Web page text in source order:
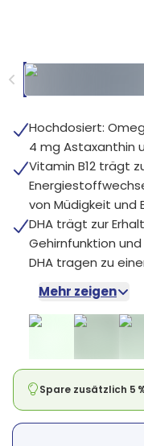
Hochdosiert:
4 mg Astaxanthin
Vitamin B12 trägt
von Müdigkeit und
DHA trägt zur
Gehirnfunktion
DHA tragen zu
Mehr zeigen
Spare zusätzlich 5